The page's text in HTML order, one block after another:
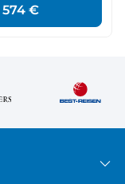
574 €